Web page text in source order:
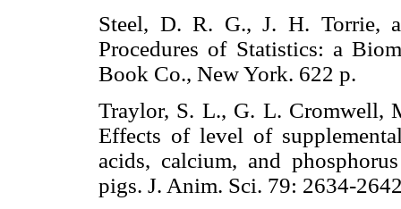
Steel, D. R. G., J. H. Torrie,
Procedures of Statistics: a
Book Co., New York. 622
Traylor, S. L., G. L. Cromwell,
Effects of level of
acids, calcium, and
pigs. J. Anim. Sci. 79: